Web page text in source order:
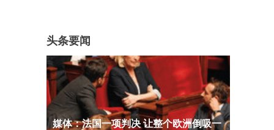
头条要闻
媒体：法国一项判决 让整个欧洲倒吸一